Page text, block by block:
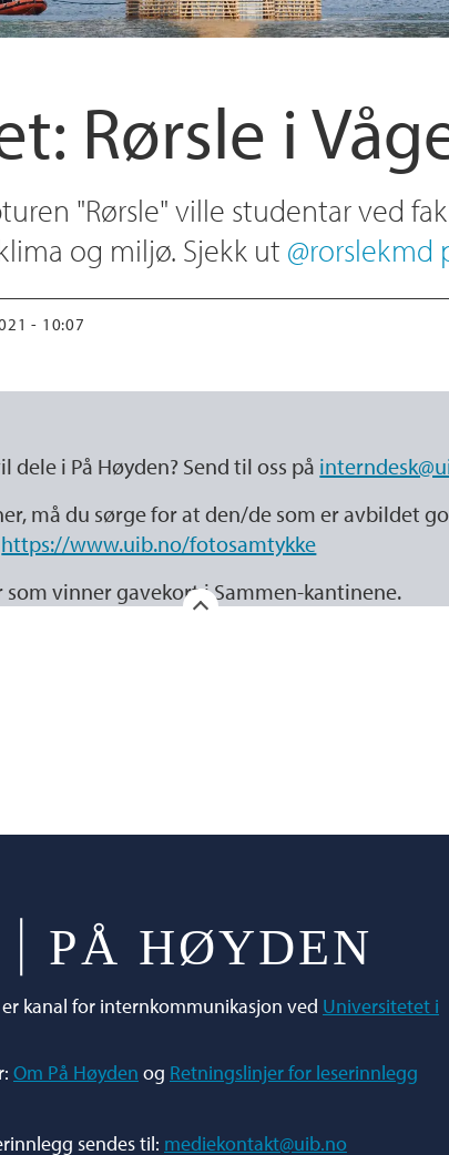
Rørsle i
"Rørsle" ville studentar ved
og miljø. Sjekk ut @rorslekmd
- 10:07
i På Høyden? Send til oss på
må du sørge for at den/de som er avbildet
https://www.uib.no/fotosamtykke
vinner gavekort i Sammen-kantinene.
kanal for internkommunikasjon ved Universitetet i
Om På Høyden og Retningslinjer for leserinnlegg
sendes til: mediekontakt@uib.no